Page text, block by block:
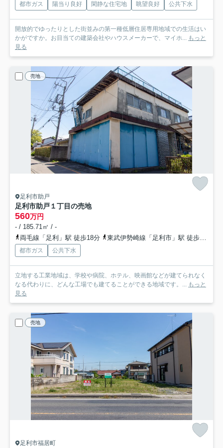
都市ガス 陽当り良好 閑静な住宅地 眺望良好 公共下水
開放的でゆったりとした街並みの第一種低層住居専用地域での生活はい
かがですか。お目当ての建築会社やハウスメーカーで、マイホ... もっと
見る
売地
足利市助戸
足利市助戸１丁目の売地
560万円
- / 185.71㎡ / -
両毛線「足利」駅 徒歩18分
東武伊勢崎線「足利市」駅 徒歩34分
都市ガス 公共下水
立地する工業地域は、学校や病院、ホテル、映画館などが建てられなく
なる代わりに、どんな工場でも建てることができる地域です。... もっと
見る
売地
足利市福居町